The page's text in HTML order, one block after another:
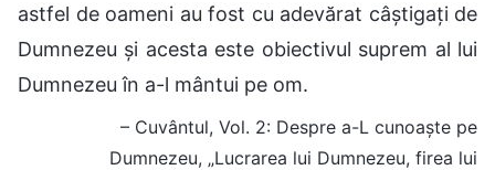
astfel de oameni au fost cu adevărat câștigați de
Dumnezeu și acesta este obiectivul suprem al lui
Dumnezeu în a-l mântui pe om.
– Cuvântul, Vol. 2: Despre a-L cunoaște pe
Dumnezeu, „Lucrarea lui Dumnezeu, firea lui